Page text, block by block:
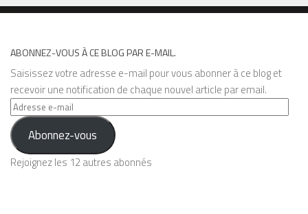
ABONNEZ-VOUS À CE BLOG PAR E-MAIL.
Saisissez votre adresse e-mail pour vous abonner à ce blog et
recevoir une notification de chaque nouvel article par email.
Adresse
e-
mail Abonnez-vous
Rejoignez les 12 autres abonnés